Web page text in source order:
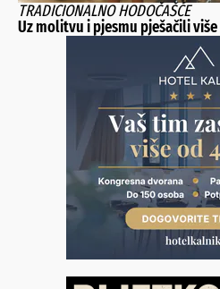
TRADICIONALNO HODOČAŠĆE
Uz molitvu i pjesmu pješačili